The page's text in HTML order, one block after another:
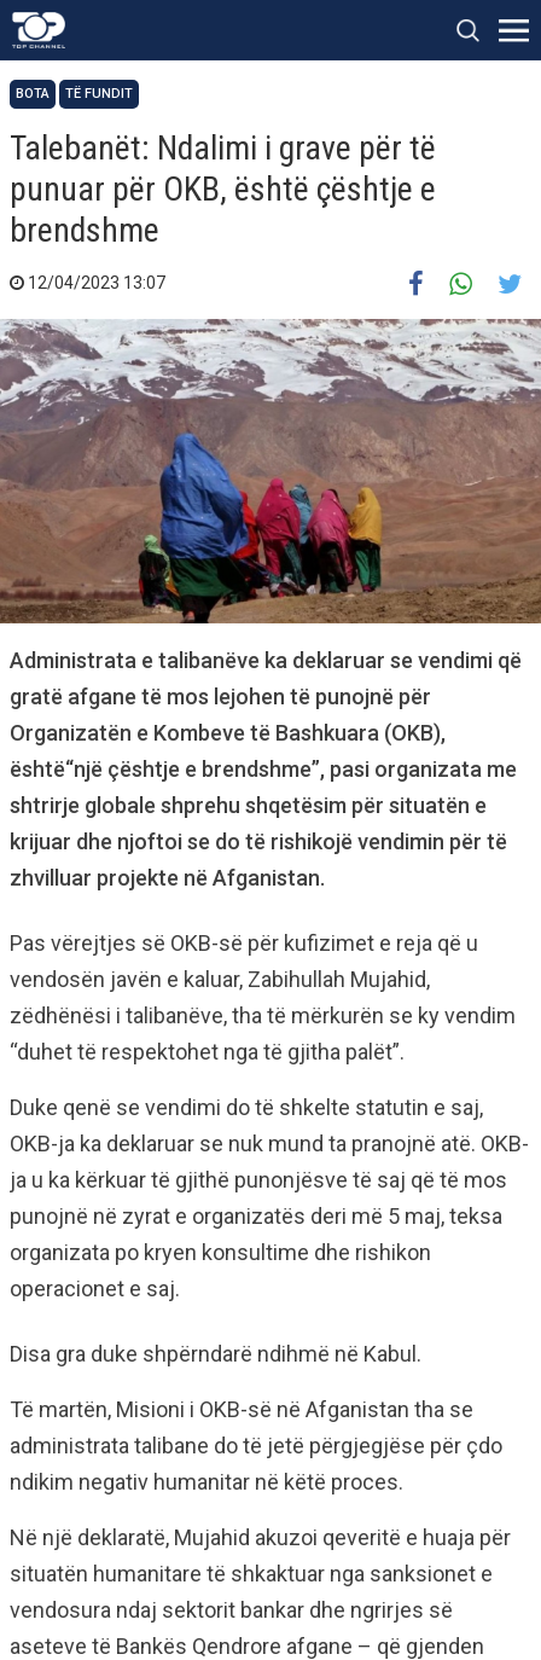
BOTA TË FUNDIT
Talebanët: Ndalimi i grave për të
punuar për OKB, është çështje e
brendshme
12/04/2023 13:07
Administrata e talibanëve ka deklaruar se vendimi që
gratë afgane të mos lejohen të punojnë për
Organizatën e Kombeve të Bashkuara (OKB),
është“një çështje e brendshme”, pasi organizata me
shtrirje globale shprehu shqetësim për situatën e
krijuar dhe njoftoi se do të rishikojë vendimin për të
zhvilluar projekte në Afganistan.
Pas vërejtjes së OKB-së për kufizimet e reja që u
vendosën javën e kaluar, Zabihullah Mujahid,
zëdhënësi i talibanëve, tha të mërkurën se ky vendim
“duhet të respektohet nga të gjitha palët”.
Duke qenë se vendimi do të shkelte statutin e saj,
OKB-ja ka deklaruar se nuk mund ta pranojnë atë. OKB-
ja u ka kërkuar të gjithë punonjësve të saj që të mos
punojnë në zyrat e organizatës deri më 5 maj, teksa
organizata po kryen konsultime dhe rishikon
operacionet e saj.
Disa gra duke shpërndarë ndihmë në Kabul.
Të martën, Misioni i OKB-së në Afganistan tha se
administrata talibane do të jetë përgjegjëse për çdo
ndikim negativ humanitar në këtë proces.
Në një deklaratë, Mujahid akuzoi qeveritë e huaja për
situatën humanitare të shkaktuar nga sanksionet e
vendosura ndaj sektorit bankar dhe ngrirjes së
aseteve të Bankës Qendrore afgane – që gjenden